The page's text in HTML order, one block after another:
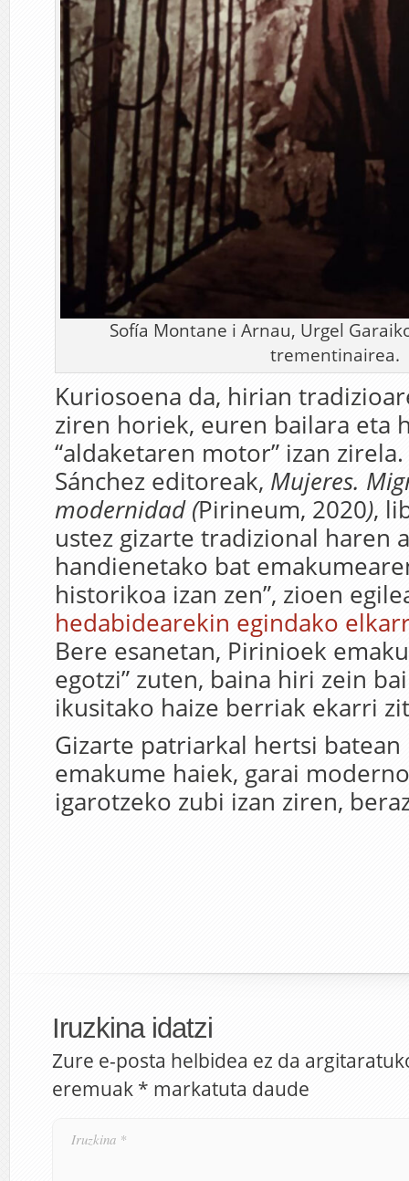
Sofía Montane i Arnau, Urgel
trementinairea.
Kuriosoena da, hirian
ziren horiek, euren bailara eta
“aldaketaren motor” izan
Sánchez editoreak, Mujeres.
modernidad (Pirineum, 2020),
ustez gizarte tradizional haren
handienetako bat
historikoa izan zen”, zioen
hedabidearekin egindako
Bere esanetan, Pirinioek
egotzi” zuten, baina hiri zein
ikusitako haize berriak ekarri
Gizarte patriarkal hertsi batean
emakume haiek, garai
igarotzeko zubi izan ziren,
Iruzkina idatzi
Zure e-posta helbidea ez da
eremuak * markatuta daude